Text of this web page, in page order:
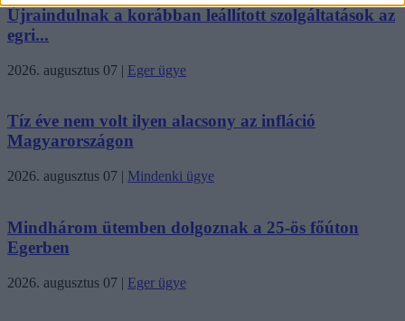
Újraindulnak a korábban leállított szolgáltatások az
egri...
2026. augusztus 07 | Eger ügye
Tíz éve nem volt ilyen alacsony az infláció
Magyarországon
2026. augusztus 07 | Mindenki ügye
Mindhárom ütemben dolgoznak a 25-ös főúton
Egerben
2026. augusztus 07 | Eger ügye